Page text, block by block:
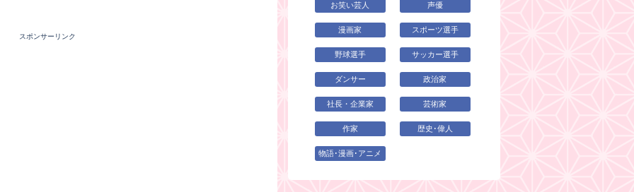
スポンサーリンク
お笑い芸人 声優
漫画家 スポーツ選手
野球選手 サッカー選手
ダンサー 政治家
社長・企業家 芸術家
作家 歴史･偉人
物語･漫画･アニメ